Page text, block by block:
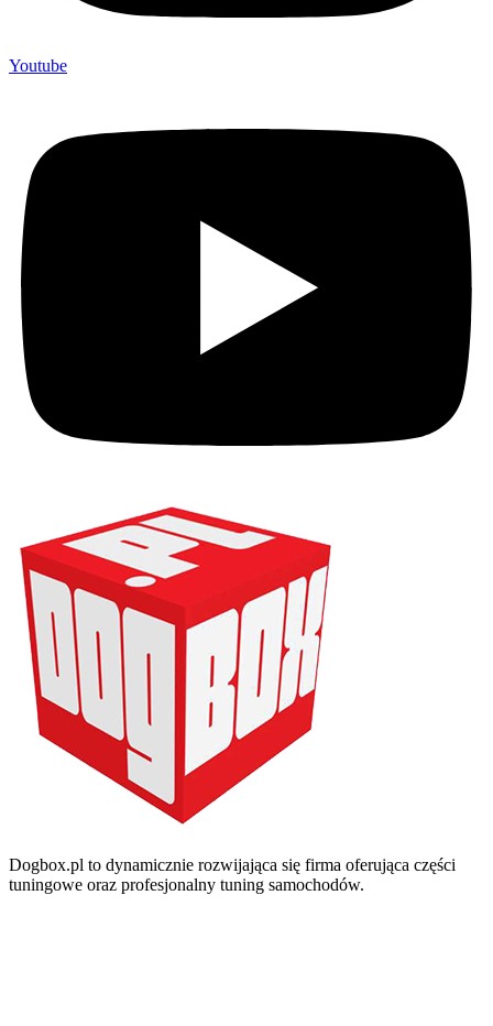
Youtube
Dogbox.pl to dynamicznie rozwijająca się firma oferująca części
tuningowe oraz profesjonalny tuning samochodów.